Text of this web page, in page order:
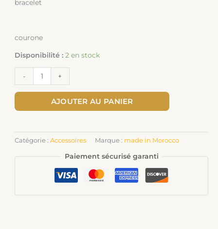
bracelet
courone
Disponibilité : 2 en stock
- +
AJOUTER AU PANIER
Catégorie : Accessoires Marque : made in Morocco
Paiement sécurisé garanti